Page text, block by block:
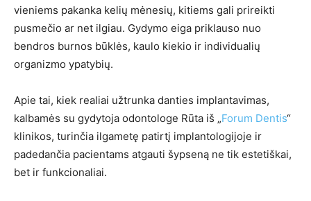
vieniems pakanka kelių mėnesių, kitiems gali prireikti
pusmečio ar net ilgiau. Gydymo eiga priklauso nuo
bendros burnos būklės, kaulo kiekio ir individualių
organizmo ypatybių.
Apie tai, kiek realiai užtrunka danties implantavimas,
kalbamės su gydytoja odontologe Rūta iš „Forum Dentis“
klinikos, turinčia ilgametę patirtį implantologijoje ir
padedančia pacientams atgauti šypseną ne tik estetiškai,
bet ir funkcionaliai.